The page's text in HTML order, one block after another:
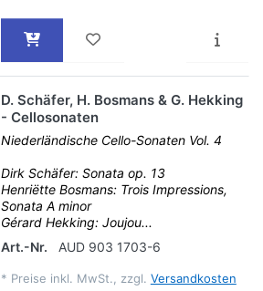
D. Schäfer, H. Bosmans & G. Hekking
- Cellosonaten
Niederländische Cello-Sonaten Vol. 4
Dirk Schäfer: Sonata op. 13
Henriëtte Bosmans: Trois Impressions,
Sonata A minor
Gérard Hekking: Joujou...
Art.-Nr.
AUD 903 1703-6
* Preise inkl. MwSt., zzgl. Versandkosten